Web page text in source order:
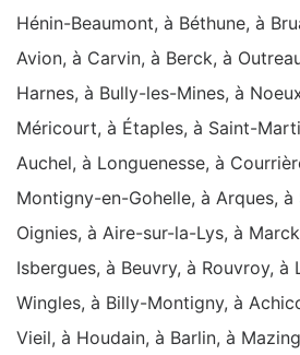
Hénin-Beaumont, à Béthune, à
Avion, à Carvin, à Berck, à
Harnes, à Bully-les-Mines, à
Méricourt, à Étaples, à Saint-
Auchel, à Longuenesse, à
Montigny-en-Gohelle, à Arques, à
Oignies, à Aire-sur-la-Lys, à
Isbergues, à Beuvry, à Rouvroy, à
Wingles, à Billy-Montigny, à
Vieil, à Houdain, à Barlin, à